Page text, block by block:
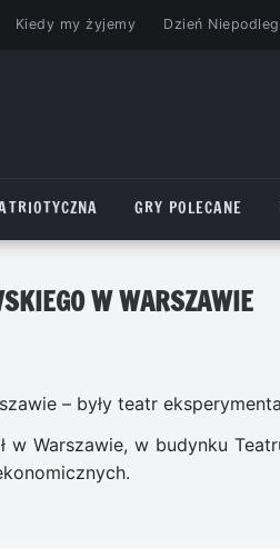
Kiedy my żyjemy Dzień
GRY POLECANE
W WARSZAWIE
– były teatr
w Warszawie, w budynku